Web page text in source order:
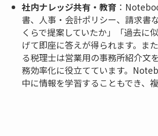
社内ナレッジ共有・教育 ：
書、人事・会計ポリシー、請求書
くらで提案していたか」「過去に
げて即座に答えが得られます。ま
る税理士は営業用の事務所紹介文
務効率化に役立てています。
中に情報を学習することもでき、